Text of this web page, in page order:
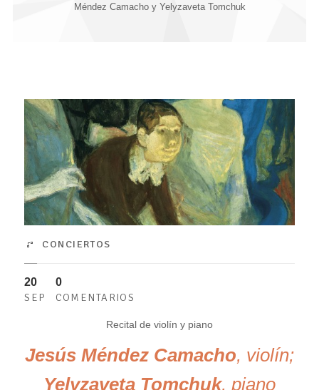
Méndez Camacho y Yelyzaveta Tomchuk
CONCIERTOS
20
SEP
0
COMENTARIOS
Recital de violín y piano
Jesús Méndez Camacho, violín;
Yelyzaveta Tomchuk, piano